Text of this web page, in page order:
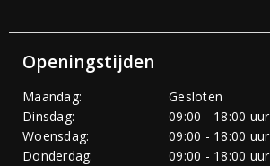
Openingstijden
Maandag:
Gesloten
Dinsdag:
09:00 - 18:00 uur
Woensdag:
09:00 - 18:00 uur
Donderdag:
09:00 - 18:00 uur